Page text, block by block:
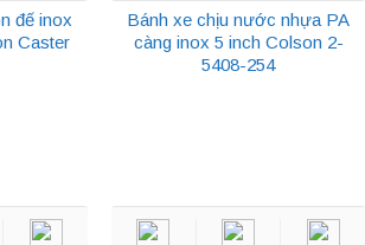
đế inox
Caster
Bánh xe chịu nước nhựa PA
càng inox 5 inch Colson 2-
5408-254